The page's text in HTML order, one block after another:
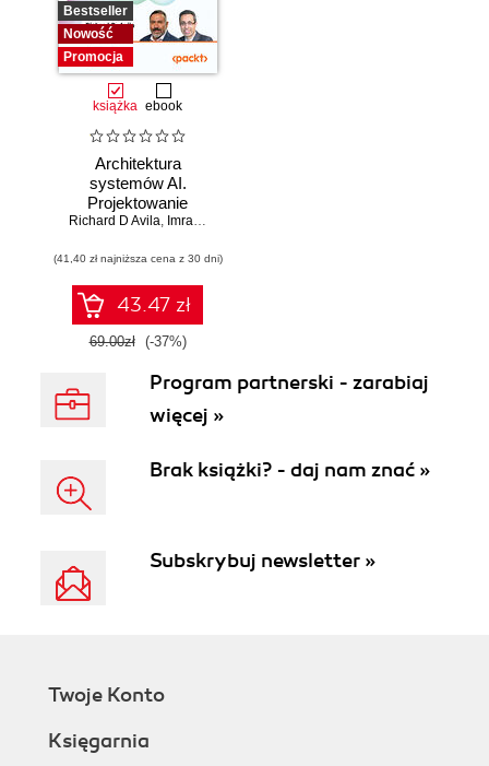
Bestseller
Nowość
Promocja
książka ebook
Architektura
systemów AI.
Projektowanie
skalowalnego i
oprogramowania
Richard D Avila, Imran Ahmad
(41,40 zł najniższa cena z 30 dni)
43.47 zł
69.00zł (-37%)
Program partnerski - zarabiaj
więcej »
Brak książki? - daj nam znać »
Subskrybuj newsletter »
Twoje Konto
Księgarnia